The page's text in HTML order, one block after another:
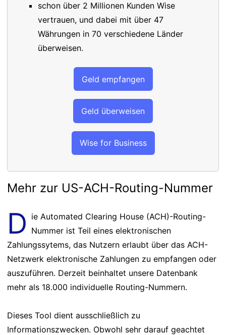
schon über 2 Millionen Kunden Wise
vertrauen, und dabei mit über 47
Währungen in 70 verschiedene Länder
überweisen.
Geld empfangen
Geld überweisen
Wise for Business
Mehr zur US-ACH-Routing-Nummer
D ie Automated Clearing House (ACH)-Routing-
Nummer ist Teil eines elektronischen
Zahlungssytems, das Nutzern erlaubt über das ACH-
Netzwerk elektronische Zahlungen zu empfangen oder
auszuführen. Derzeit beinhaltet unsere Datenbank
mehr als 18.000 individuelle Routing-Nummern.
Dieses Tool dient ausschließlich zu
Informationszwecken. Obwohl sehr darauf geachtet